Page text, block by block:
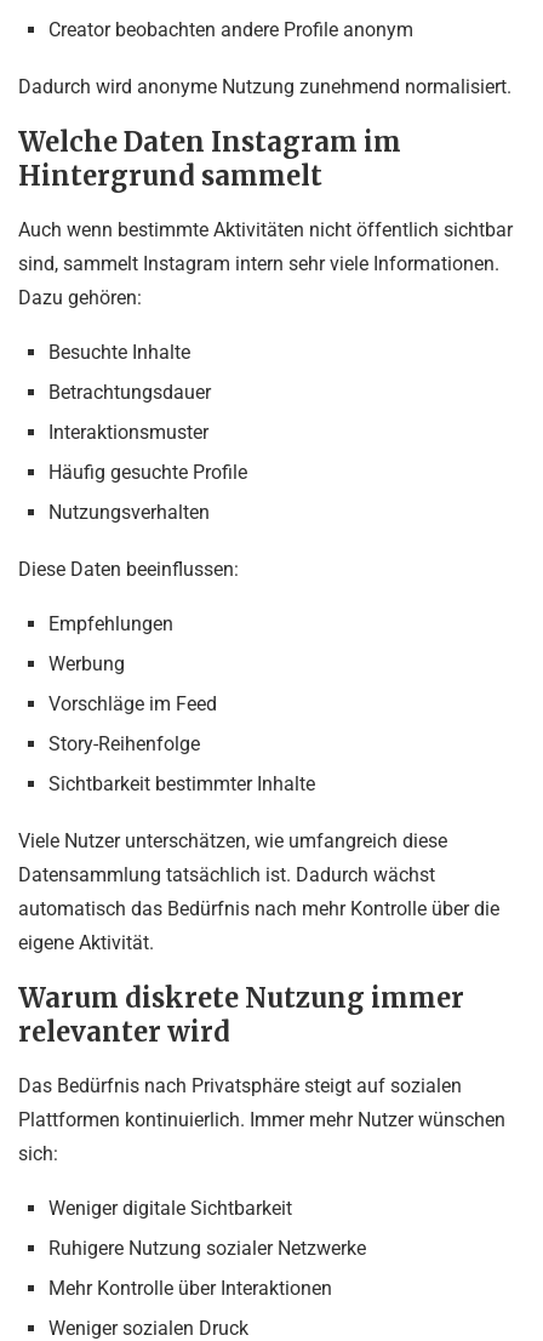
Creator beobachten andere Profile anonym
Dadurch wird anonyme Nutzung zunehmend normalisiert.
Welche Daten Instagram im
Hintergrund sammelt
Auch wenn bestimmte Aktivitäten nicht öffentlich sichtbar
sind, sammelt Instagram intern sehr viele Informationen.
Dazu gehören:
Besuchte Inhalte
Betrachtungsdauer
Interaktionsmuster
Häufig gesuchte Profile
Nutzungsverhalten
Diese Daten beeinflussen:
Empfehlungen
Werbung
Vorschläge im Feed
Story-Reihenfolge
Sichtbarkeit bestimmter Inhalte
Viele Nutzer unterschätzen, wie umfangreich diese
Datensammlung tatsächlich ist. Dadurch wächst
automatisch das Bedürfnis nach mehr Kontrolle über die
eigene Aktivität.
Warum diskrete Nutzung immer
relevanter wird
Das Bedürfnis nach Privatsphäre steigt auf sozialen
Plattformen kontinuierlich. Immer mehr Nutzer wünschen
sich:
Weniger digitale Sichtbarkeit
Ruhigere Nutzung sozialer Netzwerke
Mehr Kontrolle über Interaktionen
Weniger sozialen Druck